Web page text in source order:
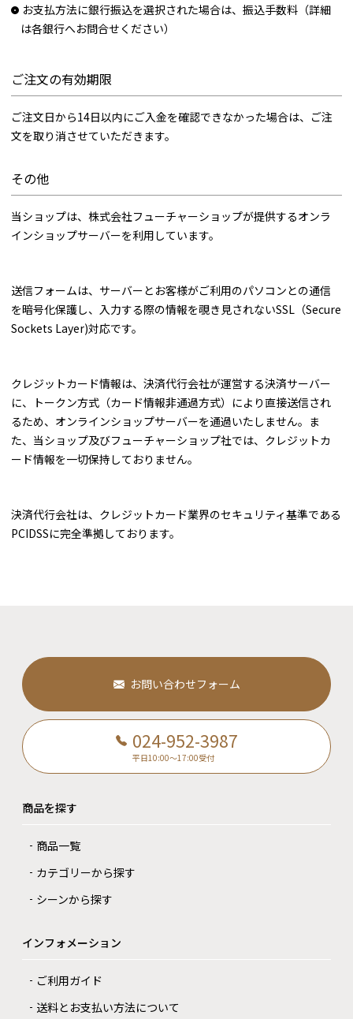
お支払方法に銀行振込を選択された場合は、振込手数料（詳細
は各銀行へお問合せください）
ご注文の有効期限
ご注文日から14日以内にご入金を確認できなかった場合は、ご注
文を取り消させていただきます。
その他
当ショップは、株式会社フューチャーショップが提供するオンラ
インショップサーバーを利用しています。
送信フォームは、サーバーとお客様がご利用のパソコンとの通信
を暗号化保護し、入力する際の情報を覗き見されないSSL（Secure
Sockets Layer)対応です。
クレジットカード情報は、決済代行会社が運営する決済サーバー
に、トークン方式（カード情報非通過方式）により直接送信され
るため、オンラインショップサーバーを通過いたしません。ま
た、当ショップ及びフューチャーショップ社では、クレジットカ
ード情報を一切保持しておりません。
決済代行会社は、クレジットカード業界のセキュリティ基準である
PCIDSSに完全準拠しております。
お問い合わせフォーム
024-952-3987
平日10:00～17:00受付
商品を探す
商品一覧
カテゴリーから探す
シーンから探す
インフォメーション
ご利用ガイド
送料とお支払い方法について